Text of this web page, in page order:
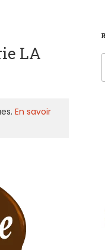
LA
En savoir
: